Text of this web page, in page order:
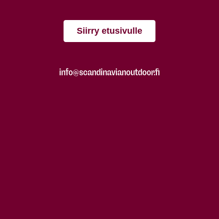
Siirry etusivulle
info@scandinavianoutdoor.fi